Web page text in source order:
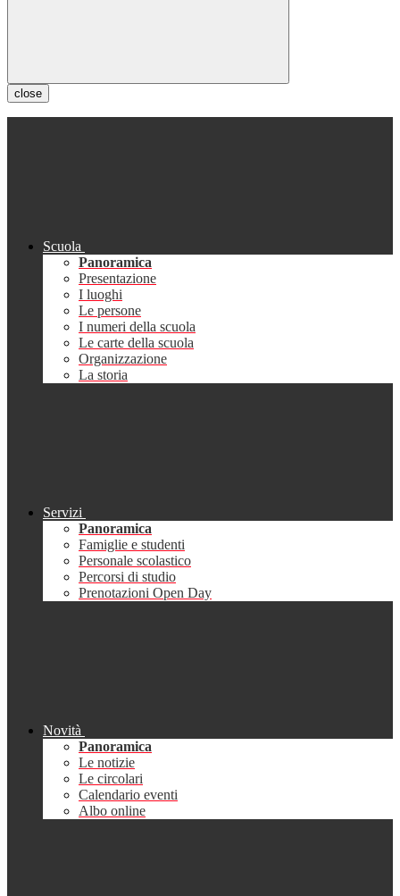
close
Scuola
Panoramica
Presentazione
I luoghi
Le persone
I numeri della scuola
Le carte della scuola
Organizzazione
La storia
Servizi
Panoramica
Famiglie e studenti
Personale scolastico
Percorsi di studio
Prenotazioni Open Day
Novità
Panoramica
Le notizie
Le circolari
Calendario eventi
Albo online